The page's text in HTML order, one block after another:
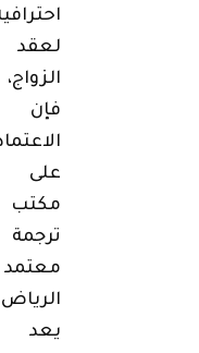
لعقد
الزواج،
فإن
على
مكتب
ترجمة
معتمد
الرياض
يعد